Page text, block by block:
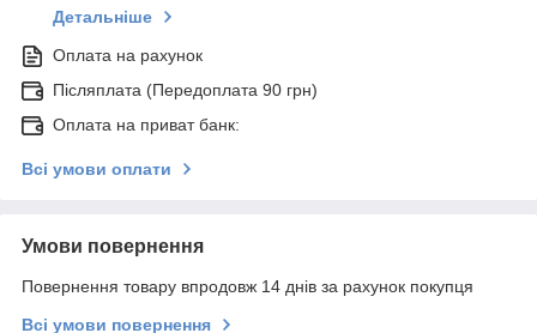
Детальніше
Оплата на рахунок
Післяплата (Передоплата 90 грн)
Оплата на приват банк:
Всі умови оплати
Умови повернення
Повернення товару впродовж 14 днів за рахунок покупця
Всі умови повернення